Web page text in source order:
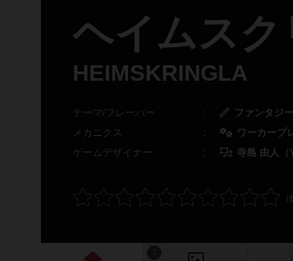
ヘイムスク
HEIMSKRINGLA
テーマ/フレーバー ： ファンタジー
メカニクス
： ワーカープ
ゲームデザイナー
： 寺島 由人（